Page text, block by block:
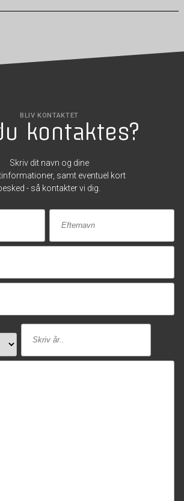
BLIV KONTAKTET
kontaktes?
Skriv dit navn og dine
samt eventuel kort
- så kontakter vi dig.